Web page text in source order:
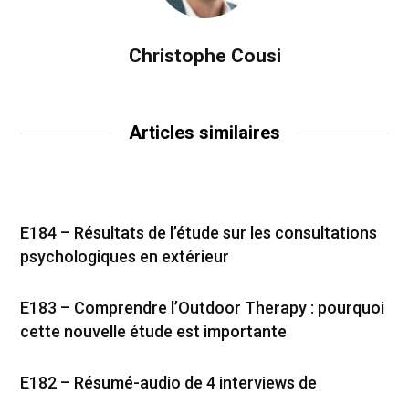
Christophe Cousi
Articles similaires
E184 – Résultats de l’étude sur les consultations
psychologiques en extérieur
E183 – Comprendre l’Outdoor Therapy : pourquoi
cette nouvelle étude est importante
E182 – Résumé-audio de 4 interviews de